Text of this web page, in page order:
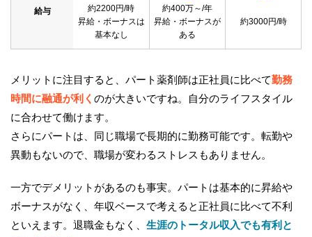
給与
約2200円/時
昇給・ボーナスは
基本なし
約400万～/年
昇給・ボーナスが
ある
約3000円/時
メリットに注目すると、パート薬剤師は正社員に比べて勤務
時間に融通が利く のが大きいですね。自分のライフスタイル
に合わせて働けます。
さらにパートは、同じ職場で長期的に勤務可能です。転勤や
異動もないので、職場が変わるストレスもありません。
一方でデメリットがあるのも事実。パートは基本的に昇給や
ボーナスがなく、年収ベースで考えると正社員に比べて不利
といえます。退職金もなく、 生涯のトータル収入でも有利と